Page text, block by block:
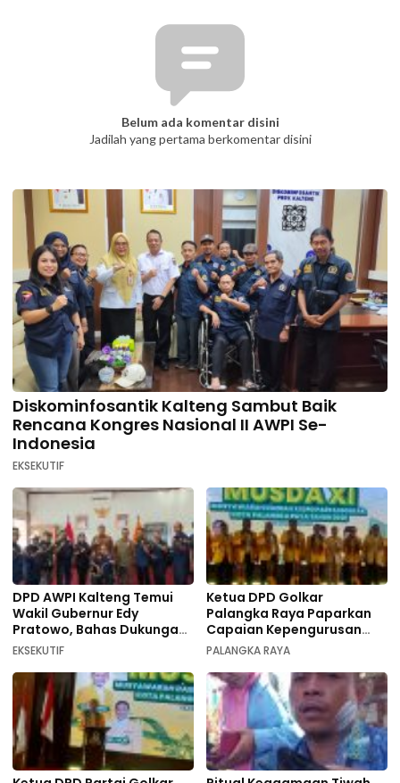
Belum ada komentar disini
Jadilah yang pertama berkomentar disini
Diskominfosantik Kalteng Sambut Baik
Rencana Kongres Nasional II AWPI Se-
Indonesia
EKSEKUTIF
DPD AWPI Kalteng Temui
Wakil Gubernur Edy
Pratowo, Bahas Dukungan
Kongres Nasional II AWPI di
EKSEKUTIF
Ketua DPD Golkar
Palangka Raya Paparkan
Capaian Kepengurusan
pada Pembukaan Musda XI
PALANGKA RAYA